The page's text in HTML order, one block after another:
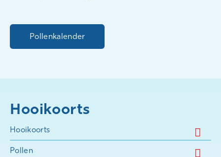
Pollenkalender
Hooikoorts
Hooikoorts
Pollen